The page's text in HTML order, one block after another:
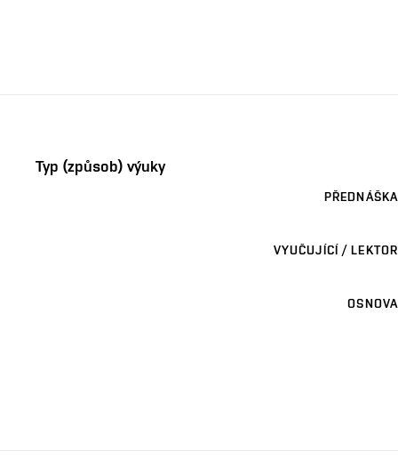
Typ (způsob) výuky
PŘEDNÁŠKA
VYUČUJÍCÍ / LEKTOR
OSNOVA